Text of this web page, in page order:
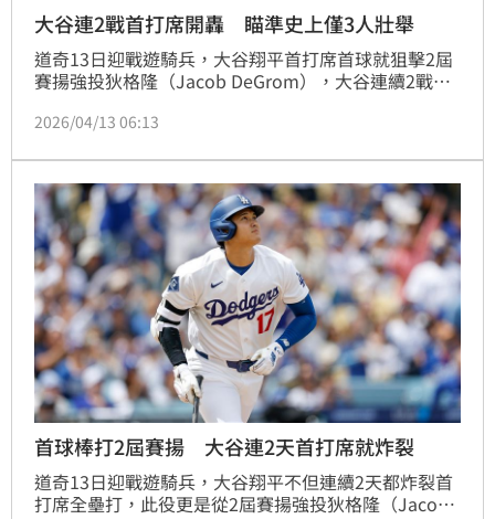
大谷連2戰首打席開轟 瞄準史上僅3人壯舉
道奇13日迎戰遊騎兵，大谷翔平首打席首球就狙擊2屆
賽揚強投狄格隆（Jacob DeGrom），大谷連續2戰轟
造過的連3戰首打席開轟紀錄。
2026/04/13 06:13
首球棒打2屆賽揚 大谷連2天首打席就炸裂
道奇13日迎戰遊騎兵，大谷翔平不但連續2天都炸裂首
打席全壘打，此役更是從2屆賽揚強投狄格隆（Jacob